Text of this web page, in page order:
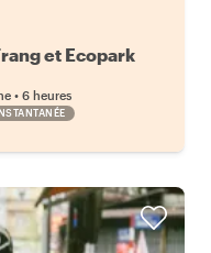
et Ecopark
• 6 heures